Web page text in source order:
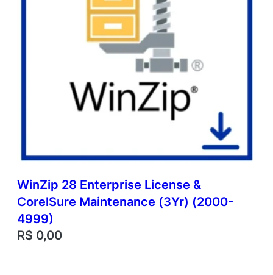
WinZip 28 Enterprise License &
CorelSure Maintenance (3Yr) (2000-
4999)
R$ 0,00